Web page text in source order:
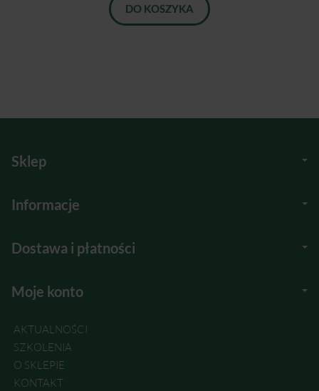
DO KOSZYKA
Sklep
Informacje
Dostawa i płatności
Moje konto
AKTUALNOŚCI
SZKOLENIA
O SKLEPIE
KONTAKT